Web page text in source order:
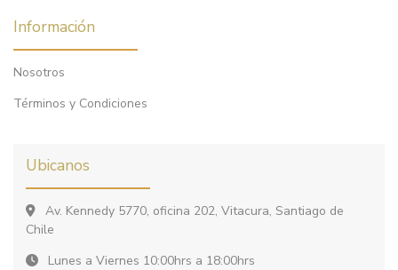
Información
Nosotros
Términos y Condiciones
Ubicanos
Av. Kennedy 5770, oficina 202, Vitacura, Santiago de
Chile
Lunes a Viernes 10:00hrs a 18:00hrs